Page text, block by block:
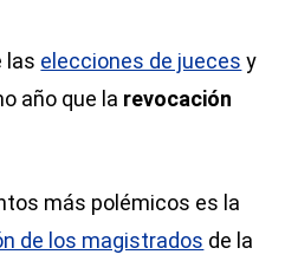
las elecciones de jueces y
año que la revocación
más polémicos es la
de los magistrados de la